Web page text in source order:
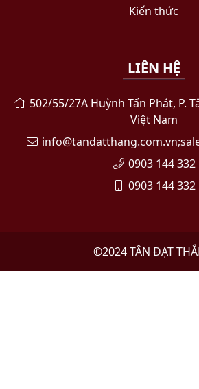
Kiến thức
LIÊN HỆ
502/55/27A Huỳnh Tấn Phát, P.
Việt Nam
0903 144 332
0903 144 332
©2024TÂN ĐẠT